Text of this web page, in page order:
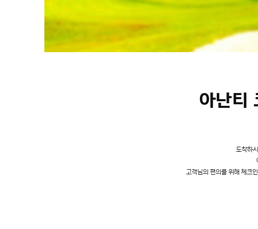
아난티
도착하
고객님의 편의를 위해 체크